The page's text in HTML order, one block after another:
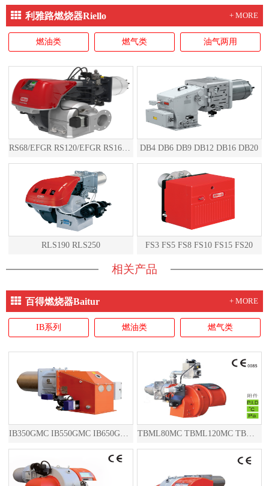
利雅路燃烧器Riello + MORE
燃油类 燃气类 油气两用
DB4 DB6 DB9 DB12 DB16 DB20
RLS190 RLS250 FS3 FS5 FS8 FS10 FS15 FS20
相关产品
百得燃烧器Baitur + MORE
IB系列 燃油类 燃气类